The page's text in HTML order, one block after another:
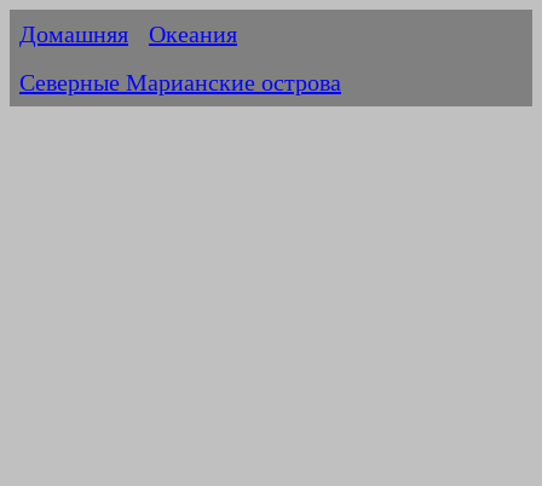
Домашняя
Океания
Северные Марианские острова